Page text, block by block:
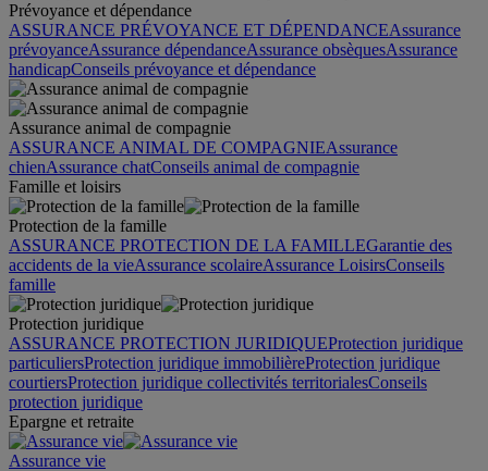
Prévoyance et dépendance
ASSURANCE PRÉVOYANCE ET DÉPENDANCEAssurance
prévoyanceAssurance dépendanceAssurance obsèquesAssurance
handicapConseils prévoyance et dépendance
Assurance animal de compagnie
ASSURANCE ANIMAL DE COMPAGNIEAssurance
chienAssurance chatConseils animal de compagnie
Famille et loisirs
Protection de la famille
ASSURANCE PROTECTION DE LA FAMILLEGarantie des
accidents de la vieAssurance scolaireAssurance LoisirsConseils
famille
Protection juridique
ASSURANCE PROTECTION JURIDIQUEProtection juridique
particuliersProtection juridique immobilièreProtection juridique
courtiersProtection juridique collectivités territorialesConseils
protection juridique
Epargne et retraite
Assurance vie